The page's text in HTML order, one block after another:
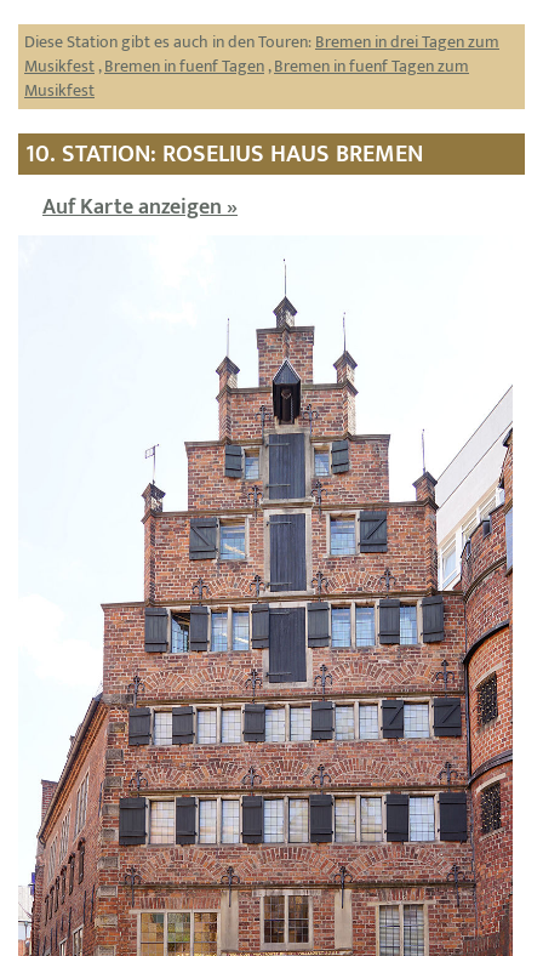
Diese Station gibt es auch in den Touren:Bremen in drei Tagen zum
Musikfest,Bremen in fuenf Tagen,Bremen in fuenf Tagen zum
Musikfest
10. STATION: ROSELIUS HAUS BREMEN
Auf Karte anzeigen »